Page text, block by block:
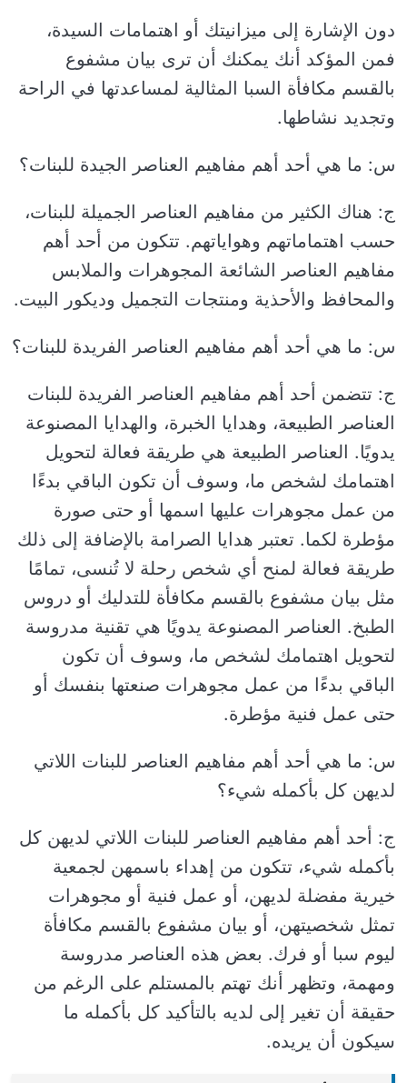
دون الإشارة إلى ميزانيتك أو اهتمامات السيدة،
فمن المؤكد أنك يمكنك أن ترى بيان مشفوع
بالقسم مكافأة السبا المثالية لمساعدتها في الراحة
وتجديد نشاطها.
س: ما هي أحد أهم مفاهيم العناصر الجيدة للبنات؟
ج: هناك الكثير من مفاهيم العناصر الجميلة للبنات،
حسب اهتماماتهم وهواياتهم. تتكون من أحد أهم
مفاهيم العناصر الشائعة المجوهرات والملابس
والمحافظ والأحذية ومنتجات التجميل وديكور البيت.
س: ما هي أحد أهم مفاهيم العناصر الفريدة للبنات؟
ج: تتضمن أحد أهم مفاهيم العناصر الفريدة للبنات
العناصر الطبيعة، وهدايا الخبرة، والهدايا المصنوعة
يدويًا. العناصر الطبيعة هي طريقة فعالة لتحويل
اهتمامك لشخص ما، وسوف أن تكون الباقي بدءًا
من عمل مجوهرات عليها اسمها أو حتى صورة
مؤطرة لكما. تعتبر هدايا الصرامة بالإضافة إلى ذلك
طريقة فعالة لمنح أي شخص رحلة لا تُنسى، تمامًا
مثل بيان مشفوع بالقسم مكافأة للتدليك أو دروس
الطبخ. العناصر المصنوعة يدويًا هي تقنية مدروسة
لتحويل اهتمامك لشخص ما، وسوف أن تكون
الباقي بدءًا من عمل مجوهرات صنعتها بنفسك أو
حتى عمل فنية مؤطرة.
س: ما هي أحد أهم مفاهيم العناصر للبنات اللاتي
لديهن كل بأكمله شيء؟
ج: أحد أهم مفاهيم العناصر للبنات اللاتي لديهن كل
بأكمله شيء، تتكون من إهداء باسمهن لجمعية
خيرية مفضلة لديهن، أو عمل فنية أو مجوهرات
تمثل شخصيتهن، أو بيان مشفوع بالقسم مكافأة
ليوم سبا أو فرك. بعض هذه العناصر مدروسة
ومهمة، وتظهر أنك تهتم بالمستلم على الرغم من
حقيقة أن تغير إلى لديه بالتأكيد كل بأكمله ما
سيكون أن يريده.